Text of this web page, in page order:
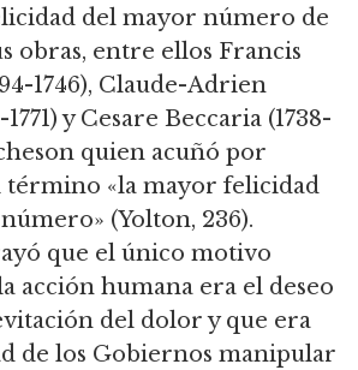
del mayor número de
obras, entre ellos Francis
1746), Claude-Adrien
y Cesare Beccaria (1738-
quien acuñó por
término «la mayor felicidad
(Yolton, 236).
que el único motivo
acción humana era el deseo
del dolor y que era
de los Gobiernos manipular